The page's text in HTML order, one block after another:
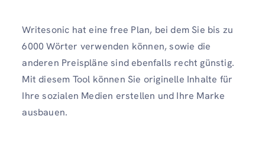
Writesonic hat eine free Plan, bei dem Sie bis zu
6000 Wörter verwenden können, sowie die
anderen Preispläne sind ebenfalls recht günstig.
Mit diesem Tool können Sie originelle Inhalte für
Ihre sozialen Medien erstellen und Ihre Marke
ausbauen.